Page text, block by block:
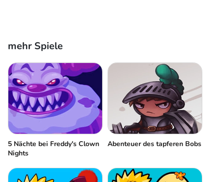
mehr Spiele
5 Nächte bei Freddy's Clown
Nights
Abenteuer des tapferen Bobs